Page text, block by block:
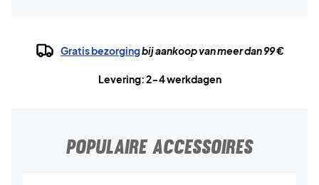
Gratis bezorgingbij aankoop van meer dan 99 €
Levering: 2-4 werkdagen
POPULAIRE ACCESSOIRES